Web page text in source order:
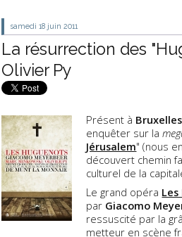
samedi 18 juin 2011
La résurrection des
Olivier Py
Présent à Bruxelles
enquêter sur la
Jérusalem" (nous
découvert chemin
culturel de la
Le grand opéra
par Giacomo
ressuscité par la
metteur en scène